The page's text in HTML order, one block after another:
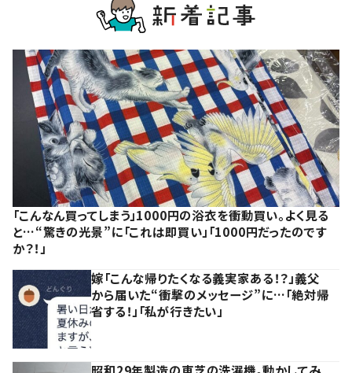
「こんなん買ってしまう」1000円の浴衣を衝動買い。よく見る
と…“驚きの光景”に「これは即買い」「1000円だったのです
か？！」
嫁「こんな帰りたくなる義実家ある！？」義父
から届いた“衝撃のメッセージ”に…「絶対帰
省する！」「私が行きたい」